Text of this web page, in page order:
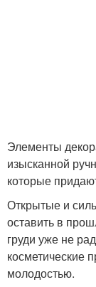
Элементы
изысканной
которые
Открытые и
оставить в
груди уже не
косметические
молодостью.